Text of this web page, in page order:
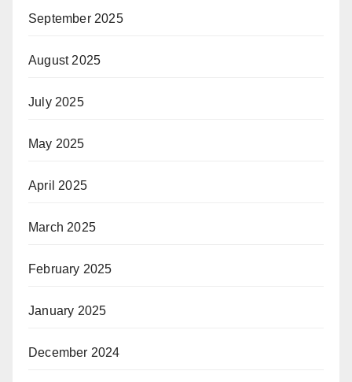
September 2025
August 2025
July 2025
May 2025
April 2025
March 2025
February 2025
January 2025
December 2024